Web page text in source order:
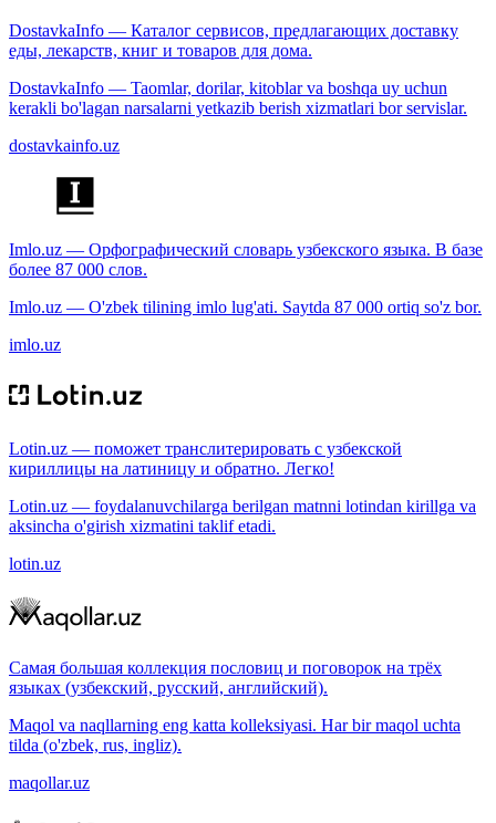
DostavkaInfo — Каталог сервисов, предлагающих доставку
еды, лекарств, книг и товаров для дома.
DostavkaInfo — Taomlar, dorilar, kitoblar va boshqa uy uchun
kerakli bo'lagan narsalarni yetkazib berish xizmatlari bor servislar.
dostavkainfo.uz
Imlo.uz — Орфографический словарь узбекского языка. В базе
более 87 000 слов.
Imlo.uz — O'zbek tilining imlo lug'ati. Saytda 87 000 ortiq so'z bor.
imlo.uz
Lotin.uz — поможет транслитерировать с узбекской
кириллицы на латиницу и обратно. Легко!
Lotin.uz — foydalanuvchilarga berilgan matnni lotindan kirillga va
aksincha o'girish xizmatini taklif etadi.
lotin.uz
Самая большая коллекция пословиц и поговорок на трёх
языках (узбекский, русский, английский).
Maqol va naqllarning eng katta kolleksiyasi. Har bir maqol uchta
tilda (o'zbek, rus, ingliz).
maqollar.uz